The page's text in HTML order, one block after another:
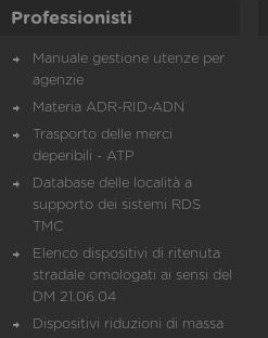
Professionisti
Manuale gestione utenze per
agenzie
Materia ADR-RID-ADN
Trasporto delle merci
deperibili - ATP
Database delle località a
supporto dei sistemi RDS
TMC
Elenco dispositivi di ritenuta
stradale omologati ai sensi del
DM 21.06.04
Dispositivi riduzioni di massa